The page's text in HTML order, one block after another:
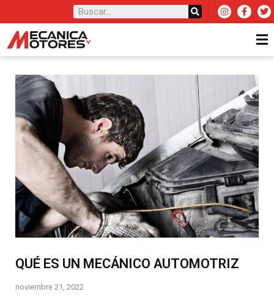
QUÉ ES UN MECÁNICO AUTOMOTRIZ
noviembre 21, 2022